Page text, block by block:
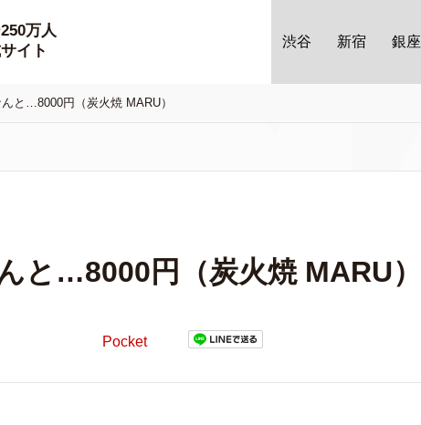
万人
イト
渋谷 新宿 銀座
と…8000円（炭火焼 MARU）
と…8000円（炭火焼 MARU）
Pocket